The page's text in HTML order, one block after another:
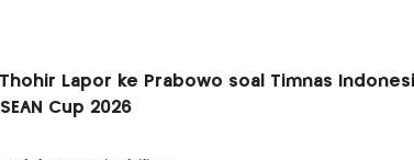
Lapor ke Prabowo soal Timnas
Cup 2026